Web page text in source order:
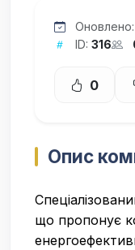
Оновлено:
ID: 316
0
Опис
що пропонує